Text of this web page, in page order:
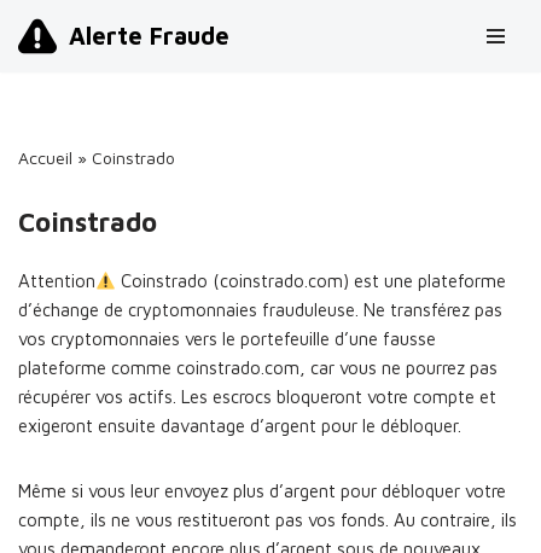
Alerte Fraude
Accueil » Coinstrado
Coinstrado
Attention
Coinstrado (coinstrado.com) est une plateforme
d’échange de cryptomonnaies frauduleuse. Ne transférez pas
vos cryptomonnaies vers le portefeuille d’une fausse
plateforme comme coinstrado.com, car vous ne pourrez pas
récupérer vos actifs. Les escrocs bloqueront votre compte et
exigeront ensuite davantage d’argent pour le débloquer.
Même si vous leur envoyez plus d’argent pour débloquer votre
compte, ils ne vous restitueront pas vos fonds. Au contraire, ils
vous demanderont encore plus d’argent sous de nouveaux